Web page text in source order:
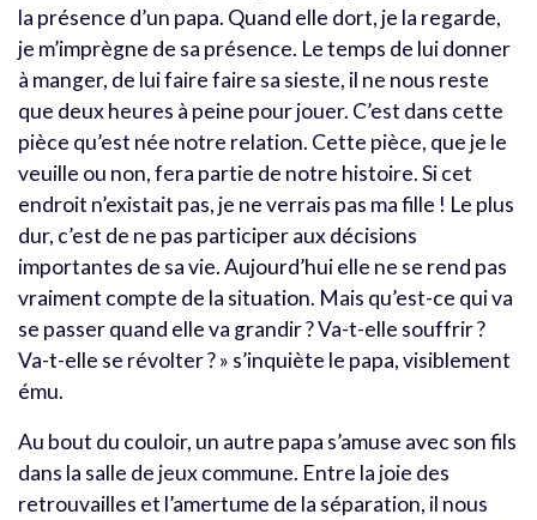
la présence d’un papa. Quand elle dort, je la regarde,
je m’imprègne de sa présence. Le temps de lui donner
à manger, de lui faire faire sa sieste, il ne nous reste
que deux heures à peine pour jouer. C’est dans cette
pièce qu’est née notre relation. Cette pièce, que je le
veuille ou non, fera partie de notre histoire. Si cet
endroit n’existait pas, je ne verrais pas ma fille ! Le plus
dur, c’est de ne pas participer aux décisions
importantes de sa vie. Aujourd’hui elle ne se rend pas
vraiment compte de la situation. Mais qu’est-ce qui va
se passer quand elle va grandir ? Va-t-elle souffrir ?
Va-t-elle se révolter ? » s’inquiète le papa, visiblement
ému.
Au bout du couloir, un autre papa s’amuse avec son fils
dans la salle de jeux commune. Entre la joie des
retrouvailles et l’amertume de la séparation, il nous